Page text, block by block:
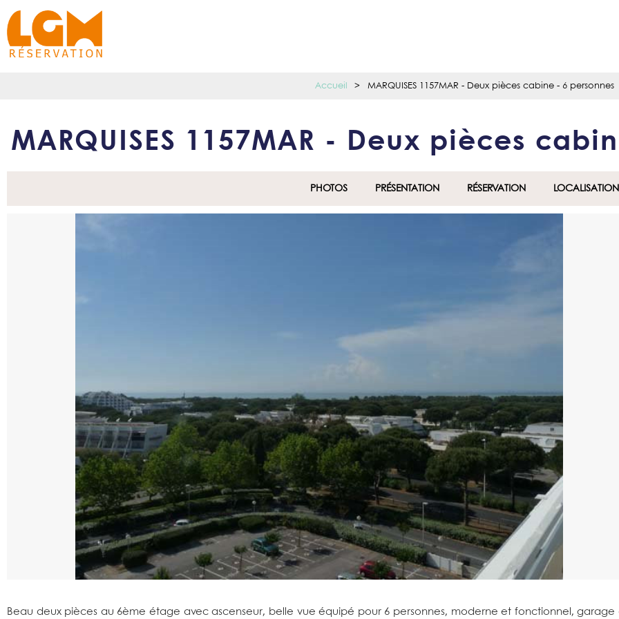
Accueil > MARQUISES 1157MAR - Deux pièces cabine - 6 personnes
MARQUISES 1157MAR - Deux pièces
PHOTOS PRÉSENTATION RÉSERVATION LOCALISATION
Beau deux pièces au 6ème étage avec ascenseur, belle vue équipé pour 6 personnes, moderne et fonctionnel, garage